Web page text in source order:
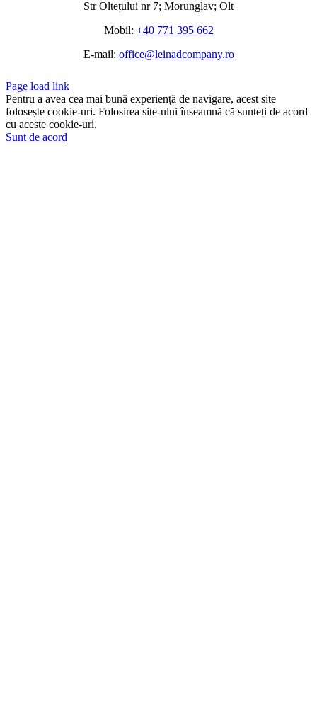
Str Oltețului nr 7; Morunglav; Olt
Mobil: +40 771 395 662
E-mail: office@leinadcompany.ro
Page load link
Pentru a avea cea mai bună experiență de navigare, acest site
folosește cookie-uri. Folosirea site-ului înseamnă că sunteți de acord
cu aceste cookie-uri.
Sunt de acord